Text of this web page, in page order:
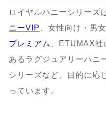
ロイヤルハニーシリーズ
ニーVIP
、女性向け・男
プレミアム
、ETUMAX
あるラグジュアリーハニ
シリーズなど、目的に応
っています。